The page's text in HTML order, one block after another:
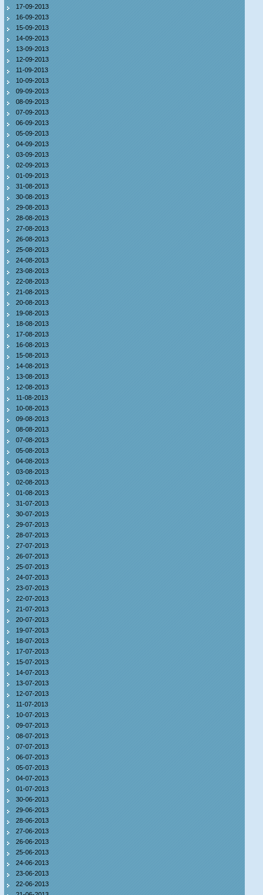
17-09-2013
16-09-2013
15-09-2013
14-09-2013
13-09-2013
12-09-2013
11-09-2013
10-09-2013
09-09-2013
08-09-2013
07-09-2013
06-09-2013
05-09-2013
04-09-2013
03-09-2013
02-09-2013
01-09-2013
31-08-2013
30-08-2013
29-08-2013
28-08-2013
27-08-2013
26-08-2013
25-08-2013
24-08-2013
23-08-2013
22-08-2013
21-08-2013
20-08-2013
19-08-2013
18-08-2013
17-08-2013
16-08-2013
15-08-2013
14-08-2013
13-08-2013
12-08-2013
11-08-2013
10-08-2013
09-08-2013
08-08-2013
07-08-2013
05-08-2013
04-08-2013
03-08-2013
02-08-2013
01-08-2013
31-07-2013
30-07-2013
29-07-2013
28-07-2013
27-07-2013
26-07-2013
25-07-2013
24-07-2013
23-07-2013
22-07-2013
21-07-2013
20-07-2013
19-07-2013
18-07-2013
17-07-2013
15-07-2013
14-07-2013
13-07-2013
12-07-2013
11-07-2013
10-07-2013
09-07-2013
08-07-2013
07-07-2013
06-07-2013
05-07-2013
04-07-2013
01-07-2013
30-06-2013
29-06-2013
28-06-2013
27-06-2013
26-06-2013
25-06-2013
24-06-2013
23-06-2013
22-06-2013